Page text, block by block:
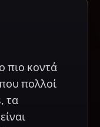
πιο κοντά
πολλοί
τα